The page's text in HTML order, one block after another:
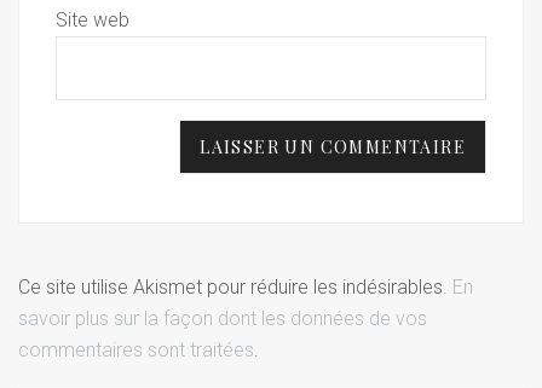
Site web
Ce site utilise Akismet pour réduire les indésirables. En
savoir plus sur la façon dont les données de vos
commentaires sont traitées.